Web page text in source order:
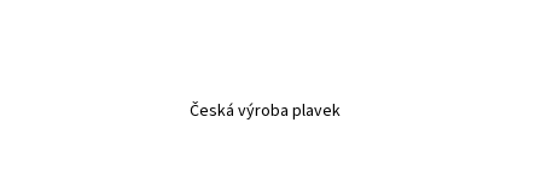
Česká výroba plavek